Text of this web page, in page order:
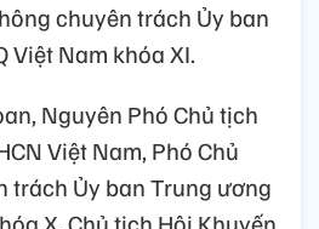
chuyên trách Ủy ban
Việt Nam khóa XI.
Nguyên Phó Chủ tịch
Việt Nam, Phó Chủ
trách Ủy ban Trung ương